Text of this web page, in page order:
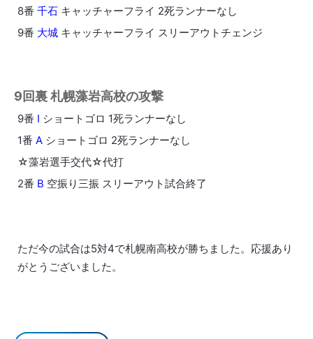
8番 千石 キャッチャーフライ 2死ランナーなし
9番 大城 キャッチャーフライ スリーアウトチェンジ
9回裏 札幌藻岩高校の攻撃
9番 I ショートゴロ 1死ランナーなし
1番 A ショートゴロ 2死ランナーなし
☆藻岩選手交代☆代打
2番 B 空振り三振 スリーアウト試合終了
ただ今の試合は5対4で札幌南高校が勝ちました。応援あり
がとうございました。